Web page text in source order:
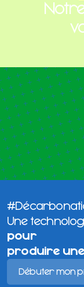
Une
pour
produire
Débuter mon